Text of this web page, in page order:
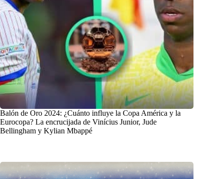
Balón de Oro 2024: ¿Cuánto influye la Copa América y la
Eurocopa? La encrucijada de Vinícius Junior, Jude
Bellingham y Kylian Mbappé